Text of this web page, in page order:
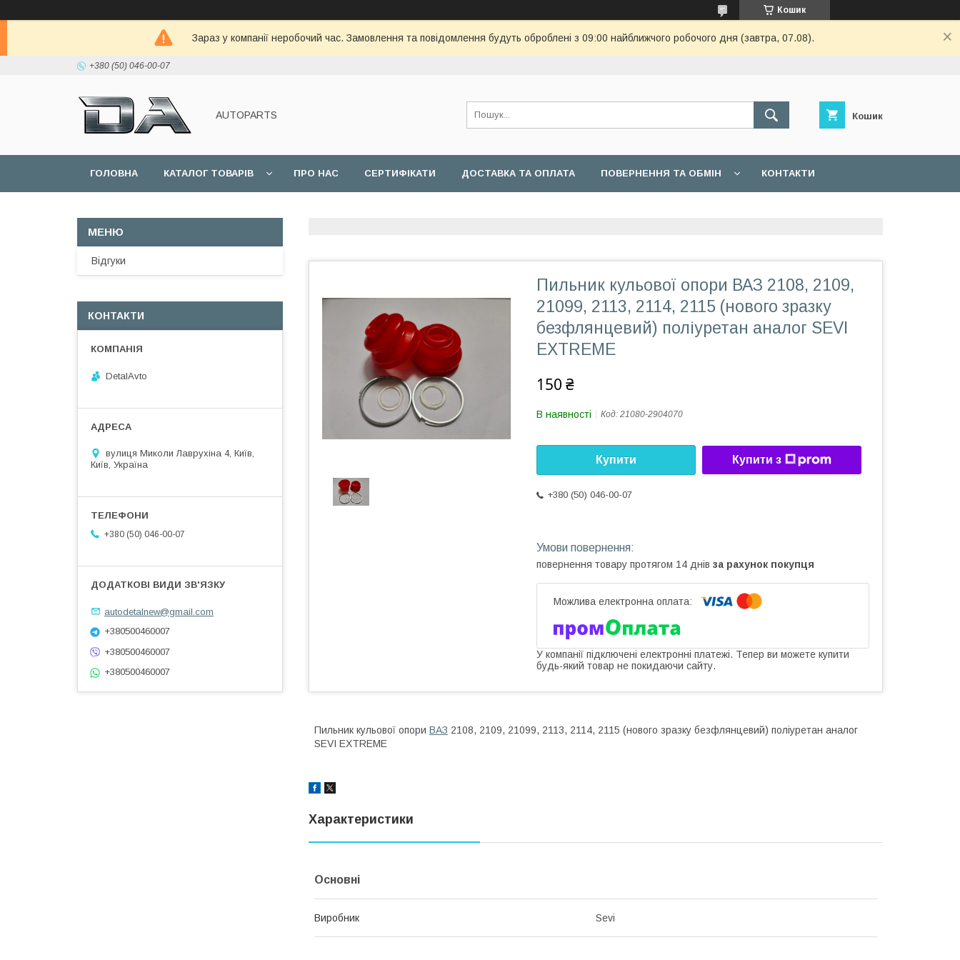
Кошик
Зараз у компанії неробочий час. Замовлення та повідомлення будуть оброблені з 09:00 найближчого робочого дня (завтра, 07.08).
+380 (50) 046-00-07
AUTOPARTS Кошик
ГОЛОВНА КАТАЛОГ ТОВАРІВ ПРО НАС СЕРТИФІКАТИ ДОСТАВКА ТА ОПЛАТА ПОВЕРНЕННЯ ТА ОБМІН КОНТАКТИ
Пильник кульової опори ВАЗ 2108, 2109,
21099, 2113, 2114, 2115 (нового зразку
безфлянцевий) поліуретан аналог SEVI
EXTREME
150 ₴
В наявності Код: 21080-2904070
Купити Купити з
+380 (50) 046-00-07
повернення товару протягом 14 днів за рахунок покупця
У компанії підключені електронні платежі. Тепер ви можете купити
будь-який товар не покидаючи сайту.
Пильник кульової опори ВАЗ 2108, 2109, 21099, 2113, 2114, 2115 (нового зразку безфлянцевий) поліуретан аналог
SEVI EXTREME
Характеристики
Основні
Виробник Sevi
Відгуки
КОНТАКТИ
DetalAvto
вулиця Миколи Лаврухіна 4, Київ,
Київ, Україна
+380 (50) 046-00-07
autodetalnew@gmail.com
+380500460007
+380500460007
+380500460007